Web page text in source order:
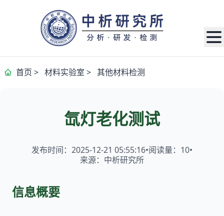
首页 > 材料实验室 > 其他材料检测
氙灯老化测试
发布时间：2025-12-21 05:55:16•阅读量： 10•
来源：中析研究所
信息概要